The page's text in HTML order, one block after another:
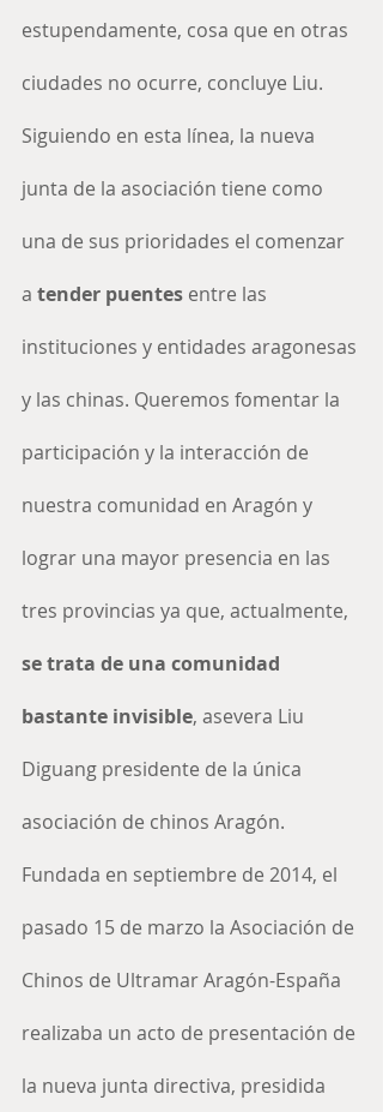
estupendamente, cosa que en otras
ciudades no ocurre, concluye Liu.
Siguiendo en esta línea, la nueva
junta de la asociación tiene como
una de sus prioridades el comenzar
a  tender puentes  entre las
instituciones y entidades aragonesas
y las chinas. Queremos fomentar la
participación y la interacción de
nuestra comunidad en Aragón y
lograr una mayor presencia en las
tres provincias ya que, actualmente,
se trata de una comunidad
bastante invisible, asevera Liu
Diguang presidente de la única
asociación de chinos Aragón.
Fundada en septiembre de 2014, el
pasado 15 de marzo la Asociación de
Chinos de Ultramar Aragón-España
realizaba un acto de presentación de
la nueva junta directiva, presidida